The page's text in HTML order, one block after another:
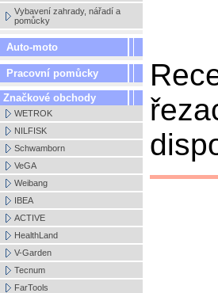
Vybavení zahrady, nářadí a
pomůcky
Auto-moto
Pracovní pomůcky
Značkové obchody
WETROK
NILFISK
Schwamborn
VeGA
Weibang
IBEA
ACTIVE
HealthLand
V-Garden
Tecnum
FarTools